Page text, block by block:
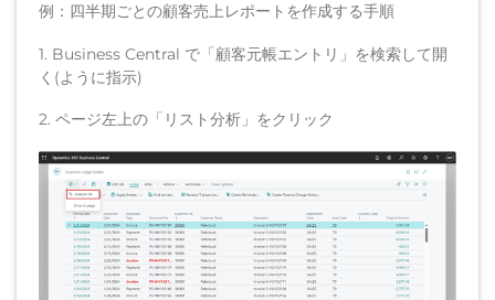
例：四半期ごとの顧客売上レポートを作成する手順
1. Business Central で「顧客元帳エントリ」を検索して開
く(ように指示)
2. ページ左上の「リスト分析」をクリック